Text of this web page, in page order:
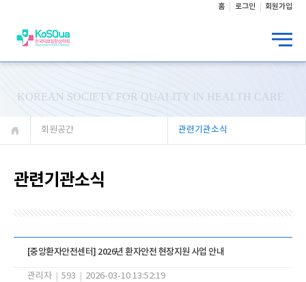
홈 로그인 회원가입
KOREAN SOCIETY FOR QUALITY IN HEALTH CARE
회원공간 관련기관소식
관련기관소식
[중앙환자안전센터] 2026년 환자안전 현장지원 사업 안내
관리자 593
2026-03-10 13:52:19